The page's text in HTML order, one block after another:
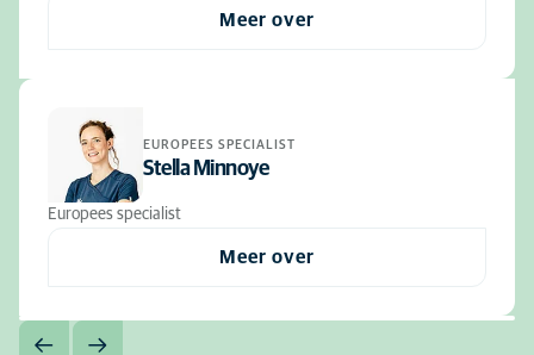
Meer over
EUROPEES SPECIALIST
Stella Minnoye
Europees specialist
Meer over